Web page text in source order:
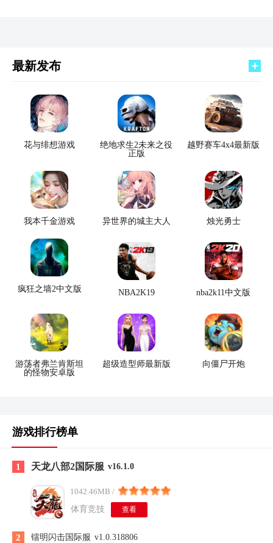
游戏排行榜单
1 天龙八部2国际服 v16.1.0
1042.46MB /
体育竞技
查看
2 镭明闪击国际服 v1.0.318806
最新发布
花与绯想游戏
绝地求生2未来之役
正版
越野赛车4x4最新版
我本千金游戏 异世界的城主大人 烛光勇士
疯狂之墙2中文版 NBA2K19 nba2k11中文版
游荡者弗兰肯斯坦
的怪物安卓版
超级造型师最新版 向僵尸开炮